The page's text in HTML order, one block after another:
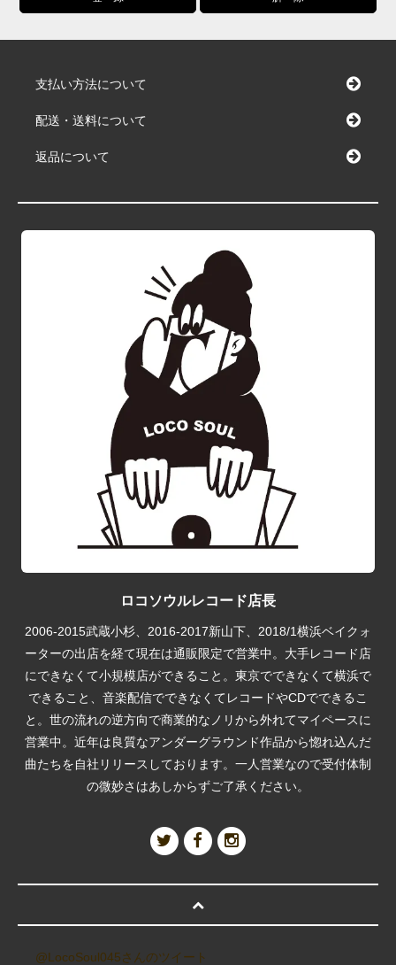
支払い方法について
配送・送料について
返品について
ロコソウルレコード店長
2006-2015武蔵小杉、2016-2017新山下、2018/1横浜ベイクォ
ーターの出店を経て現在は通販限定で営業中。大手レコード店
にできなくて小規模店ができること。東京でできなくて横浜で
できること、音楽配信でできなくてレコードやCDでできるこ
と。世の流れの逆方向で商業的なノリから外れてマイペースに
営業中。近年は良質なアンダーグラウンド作品から惚れ込んだ
曲たちを自社リリースしております。一人営業なので受付体制
の微妙さはあしからずご了承ください。
@LocoSoul045さんのツイート